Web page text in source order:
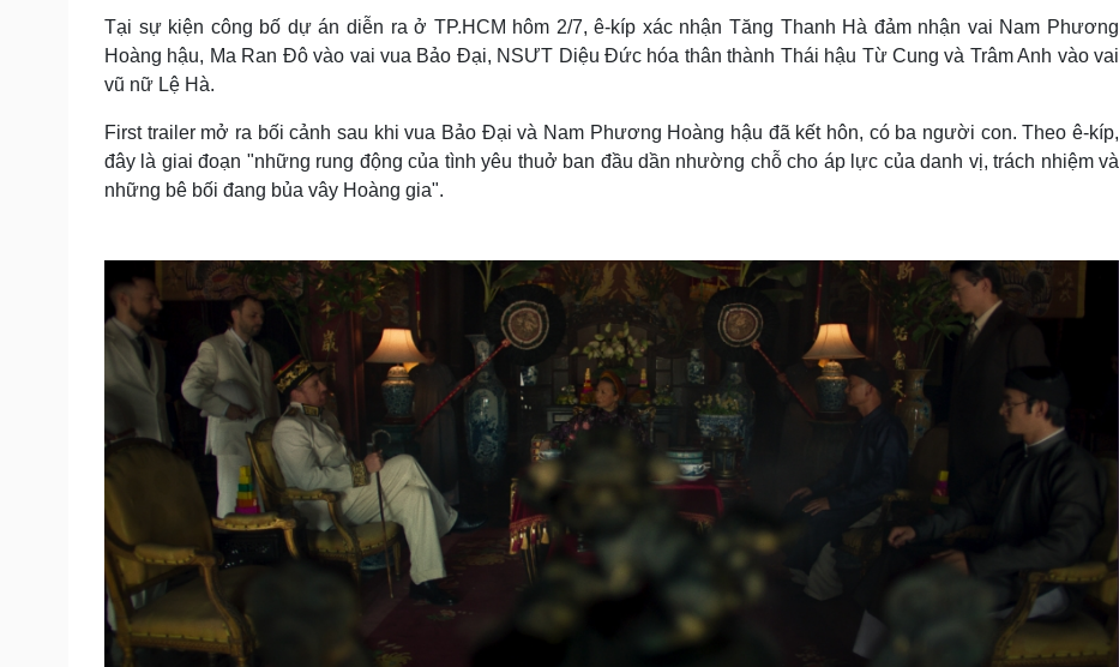
Làm đẹp - giảm cân
Phòng mạch online
Ăn sạch sống khỏe
Cải chính
e
d
3
.
m
T
i
u
r
-
c
t
u
r
c
e
Tại sự kiện công bố dự án diễn ra ở TP.HCM hôm 2/7, ê-kíp xác nhận Tăng Thanh Hà đảm nhận vai Nam Phương
Hoàng hậu, Ma Ran Đô vào vai vua Bảo Đại, NSƯT Diệu Đức hóa thân thành Thái hậu Từ Cung và Trâm Anh vào vai
vũ nữ Lệ Hà.
First trailer mở ra bối cảnh sau khi vua Bảo Đại và Nam Phương Hoàng hậu đã kết hôn, có ba người con. Theo ê-kíp,
đây là giai đoạn "những rung động của tình yêu thuở ban đầu dần nhường chỗ cho áp lực của danh vị, trách nhiệm và
những bê bối đang bủa vây Hoàng gia".